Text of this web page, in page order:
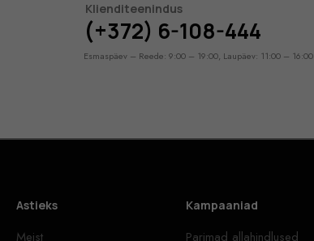
Klienditeenindus
(+372) 6-108-444
Esmaspäev – Reede: 9:00 – 19:00, Laupäev: 11:00 – 16:00
Astieks
Meist
Kampaaniad
Parimad allahindlused